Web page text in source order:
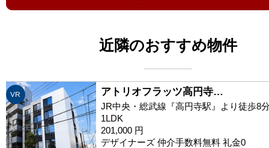
近隣のおすすめ物件
VR アトリオフラッツ高円寺…
JR中央・総武線『高円寺駅』より徒歩8
1LDK
201,000 円
デザイナーズ 仲介手数料無料 礼金0